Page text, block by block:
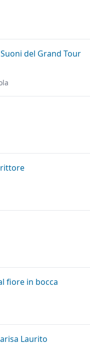
del Grand Tour
fiore in bocca
Laurito